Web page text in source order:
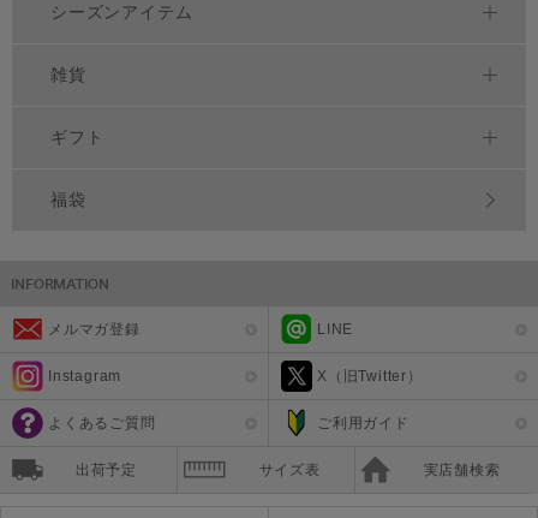
シーズンアイテム
雑貨
ギフト
福袋
メルマガ登録 LINE
Instagram X（旧Twitter）
よくあるご質問 ご利用ガイド
出荷予定 サイズ表 実店舗検索